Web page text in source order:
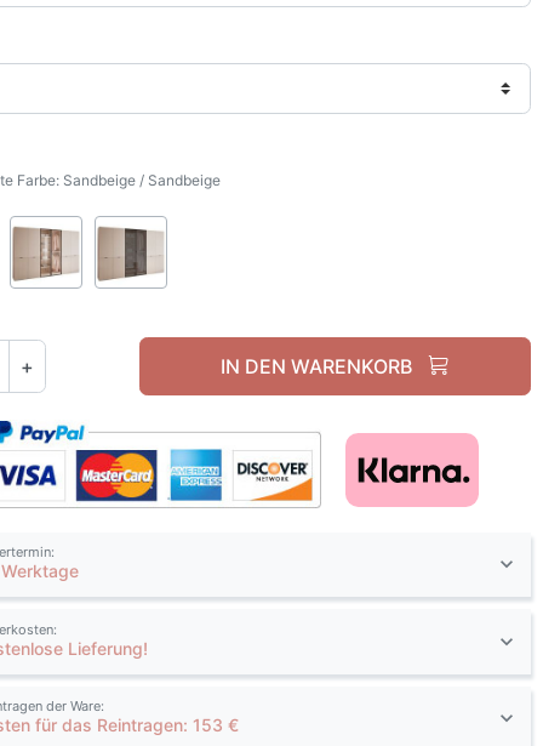
Farbe: Sandbeige / Sandbeige
/ Sandbeige
Sandbeige / Sandbeige + geriffeltes Glas
+ IN DEN WARENKORB
Lieferung!
der Ware:
für das Reintragen: 153 €